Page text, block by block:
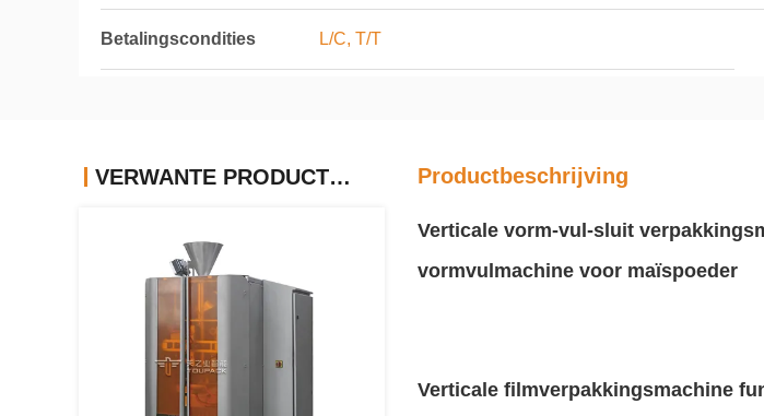
Betalingscondities L/C, T/T
VERWANTE PRODUCTEN Productbeschrijving
Verticale vorm-vul-sluit
vormvulmachine voor maïspoeder
Verticale filmverpakkingsmachine f